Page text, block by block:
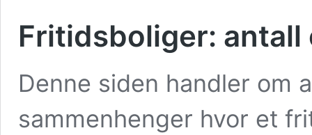
Fritidsboliger:
Denne siden handler om
sammenhenger hvor et